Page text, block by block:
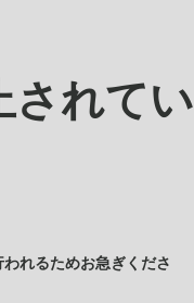
されてい
れるためお急ぎくださ